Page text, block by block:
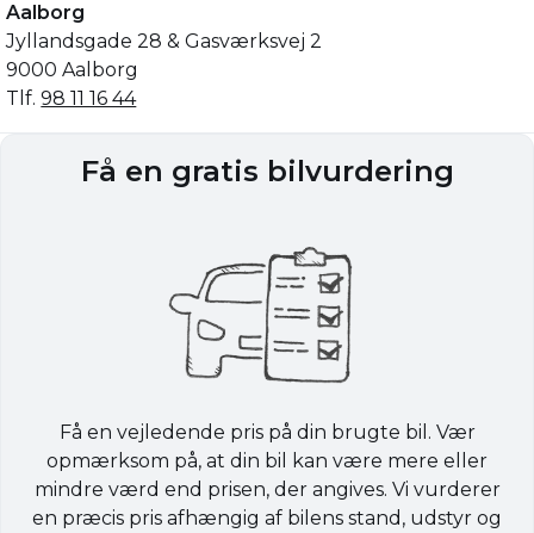
Aalborg
Jyllandsgade 28 & Gasværksvej 2
9000 Aalborg
Tlf.98 11 16 44
Få en gratis bilvurdering
Få en vejledende pris på din brugte bil. Vær
opmærksom på, at din bil kan være mere eller
mindre værd end prisen, der angives. Vi vurderer
en præcis pris afhængig af bilens stand, udstyr og